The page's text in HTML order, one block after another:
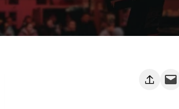
Deze pagina e-mailen